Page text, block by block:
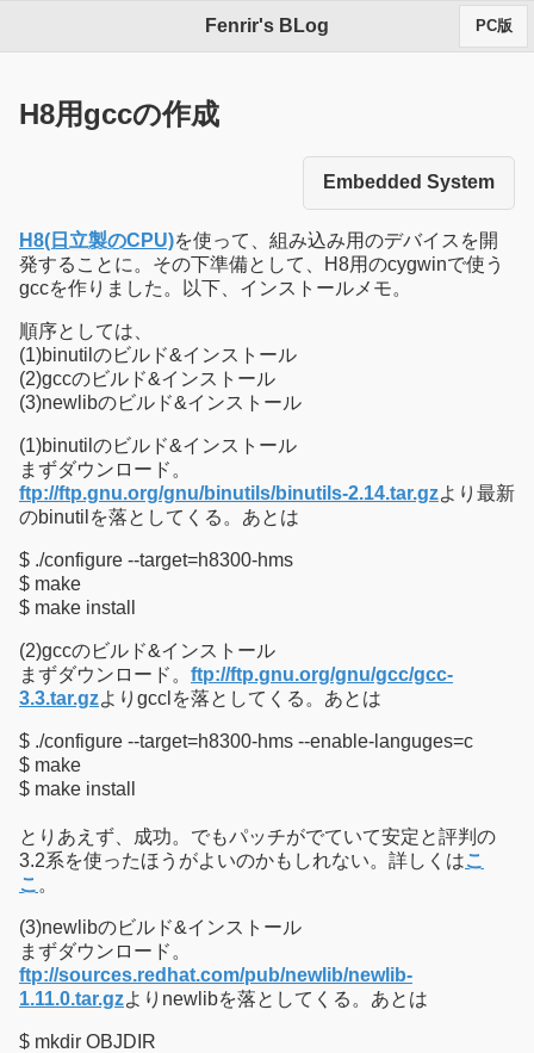
Fenrir's BLog PC版
H8用gccの作成
Embedded System
H8(日立製のCPU)を使って、組み込み用のデバイスを開
発することに。その下準備として、H8用のcygwinで使う
gccを作りました。以下、インストールメモ。
順序としては、
(1)binutilのビルド&インストール
(2)gccのビルド&インストール
(3)newlibのビルド&インストール
(1)binutilのビルド&インストール
まずダウンロード。
ftp://ftp.gnu.org/gnu/binutils/binutils-2.14.tar.gzより最新
のbinutilを落としてくる。あとは
$ ./configure --target=h8300-hms
$ make
$ make install
(2)gccのビルド&インストール
まずダウンロード。 ftp://ftp.gnu.org/gnu/gcc/gcc-
3.3.tar.gzよりgcclを落としてくる。あとは
$ ./configure --target=h8300-hms --enable-languges=c
$ make
$ make install
とりあえず、成功。でもパッチがでていて安定と評判の
3.2系を使ったほうがよいのかもしれない。詳しくはこ
こ 。
(3)newlibのビルド&インストール
まずダウンロード。
ftp://sources.redhat.com/pub/newlib/newlib-
1.11.0.tar.gzよりnewlibを落としてくる。あとは
$ mkdir OBJDIR